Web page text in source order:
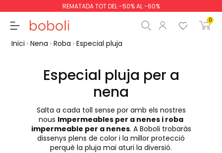
REMATADA TOT DEL -50% AL -60%
0
Continua Començar la
Inici Nena Roba Especial pluja
Especial pluja per a
nena
Salta a cada toll sense por amb els nostres
nous Impermeables per a nenes i roba
impermeable per a nenes. A Boboli trobaràs
dissenys plens de color i la millor protecció
perquè la pluja mai aturi la diversió.